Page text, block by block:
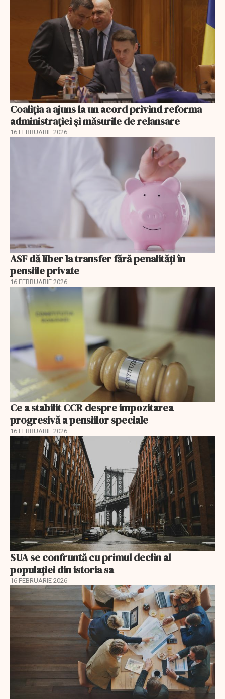
Coaliția a ajuns la un acord privind reforma
administrației și măsurile de relansare
16 FEBRUARIE 2026
ASF dă liber la transfer fără penalități în
pensiile private
16 FEBRUARIE 2026
Ce a stabilit CCR despre impozitarea
progresivă a pensiilor speciale
16 FEBRUARIE 2026
SUA se confruntă cu primul declin al
populației din istoria sa
16 FEBRUARIE 2026